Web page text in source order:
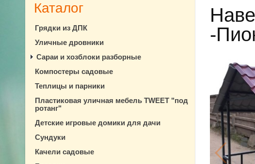
-
Каталог
Грядки из ДПК
Уличные дровники
Сараи и хозблоки разборные
Компостеры садовые
Теплицы и парники
Пластиковая уличная мебель TWEET "под
ротанг"
Детские игровые домики для дачи
Сундуки
Качели садовые